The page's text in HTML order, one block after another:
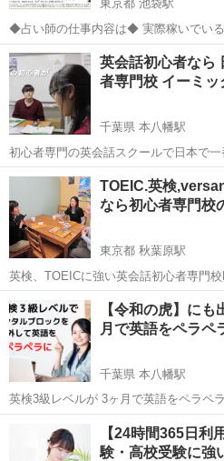
東京都 池袋駅
◆占い師の仕事内容は◆ 実際稼いでい
覧ください。 https://youtu.be/
https://youtu.be/BvThQQgxmCY https://
東京 豊島区 池袋駅 その他
英会話初心者なら
者専門校 イーミ
千葉県 本八幡駅
初心者専門の英会話スクールで日本で一
べ ２０２6年7月 なぜ日本人が英語が話せないのか？そしてどうした
ら いいかがわかる非常識な英会話習得
千葉 市川市 本八幡駅
TOEIC.英検
なら初心者専門校
東京都 秋葉原駅
英検、TOEICに強い英会話初心者専門校No1 お蔭様で今年で21
突入！英会話＆留学イーミックスです
ご利用いただけます。 通学、オンラインどちらも可能。 月謝制 月
額１万程度から...
台東区 秋葉原駅 英会話
【令和の虎】に
月で英語をペラペ
千葉県 本八幡駅
英検3級レベルが 3ヶ月で英語をペラペラ話せるようになる！ 医師監修
の元、心理学と脳科学を活用した 効果
本八幡駅 その他
【24時間365日利
験・高校受験に強